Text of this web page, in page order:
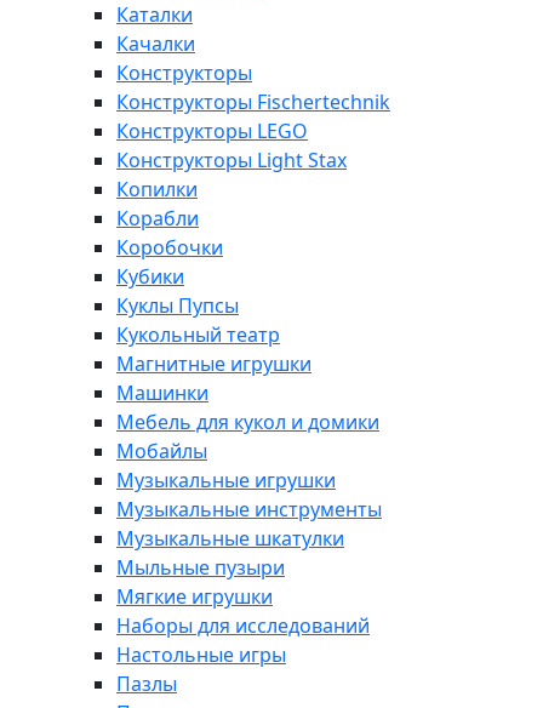
Каталки
Качалки
Конструкторы
Конструкторы Fisсhertechnik
Конструкторы LEGO
Конструкторы Light Stax
Копилки
Корабли
Коробочки
Кубики
Куклы Пупсы
Кукольный театр
Магнитные игрушки
Машинки
Мебель для кукол и домики
Мобайлы
Музыкальные игрушки
Музыкальные инструменты
Музыкальные шкатулки
Мыльные пузыри
Мягкие игрушки
Наборы для исследований
Настольные игры
Пазлы